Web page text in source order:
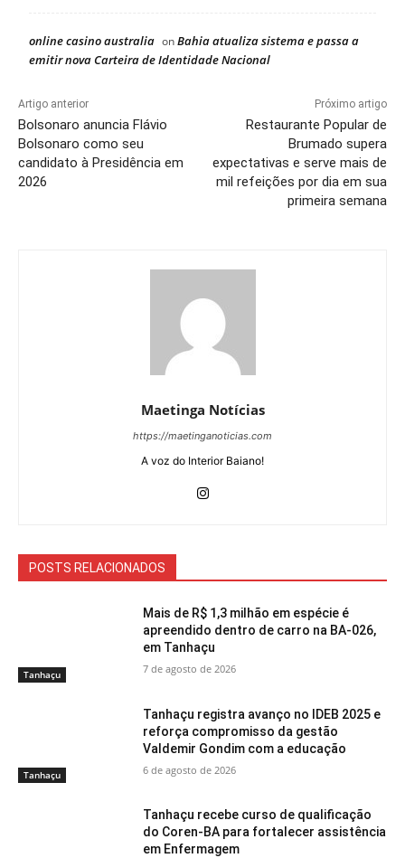
online casino australia onBahia atualiza sistema e passa a
emitir nova Carteira de Identidade Nacional
Artigo anterior
Bolsonaro anuncia Flávio
Bolsonaro como seu
candidato à Presidência em
2026
Próximo artigo
Restaurante Popular de
Brumado supera
expectativas e serve mais de
mil refeições por dia em sua
primeira semana
Maetinga Notícias
https://maetinganoticias.com
A voz do Interior Baiano!
POSTS RELACIONADOS
Tanhaçu
Mais de R$ 1,3 milhão em espécie é
apreendido dentro de carro na BA-026,
em Tanhaçu
7 de agosto de 2026
Tanhaçu
Tanhaçu registra avanço no IDEB 2025 e
reforça compromisso da gestão
Valdemir Gondim com a educação
6 de agosto de 2026
Tanhaçu recebe curso de qualificação
do Coren-BA para fortalecer assistência
em Enfermagem